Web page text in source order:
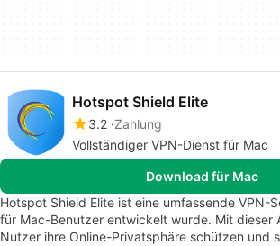
Hotspot Shield Elite
3.2 Zahlung
Vollständiger VPN-Dienst für Mac
Download für Mac
Hotspot Shield Elite ist eine umfassende VPN-
für Mac-Benutzer entwickelt wurde. Mit dieser
Nutzer ihre Online-Privatsphäre schützen und